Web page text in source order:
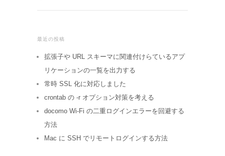
最近の投稿
拡張子や URL スキーマに関連付けらているアプ
リケーションの一覧を出力する
常時 SSL 化に対応しました
crontab の -r オプション対策を考える
docomo Wi-Fi の二重ログインエラーを回避する
方法
Mac に SSH でリモートログインする方法